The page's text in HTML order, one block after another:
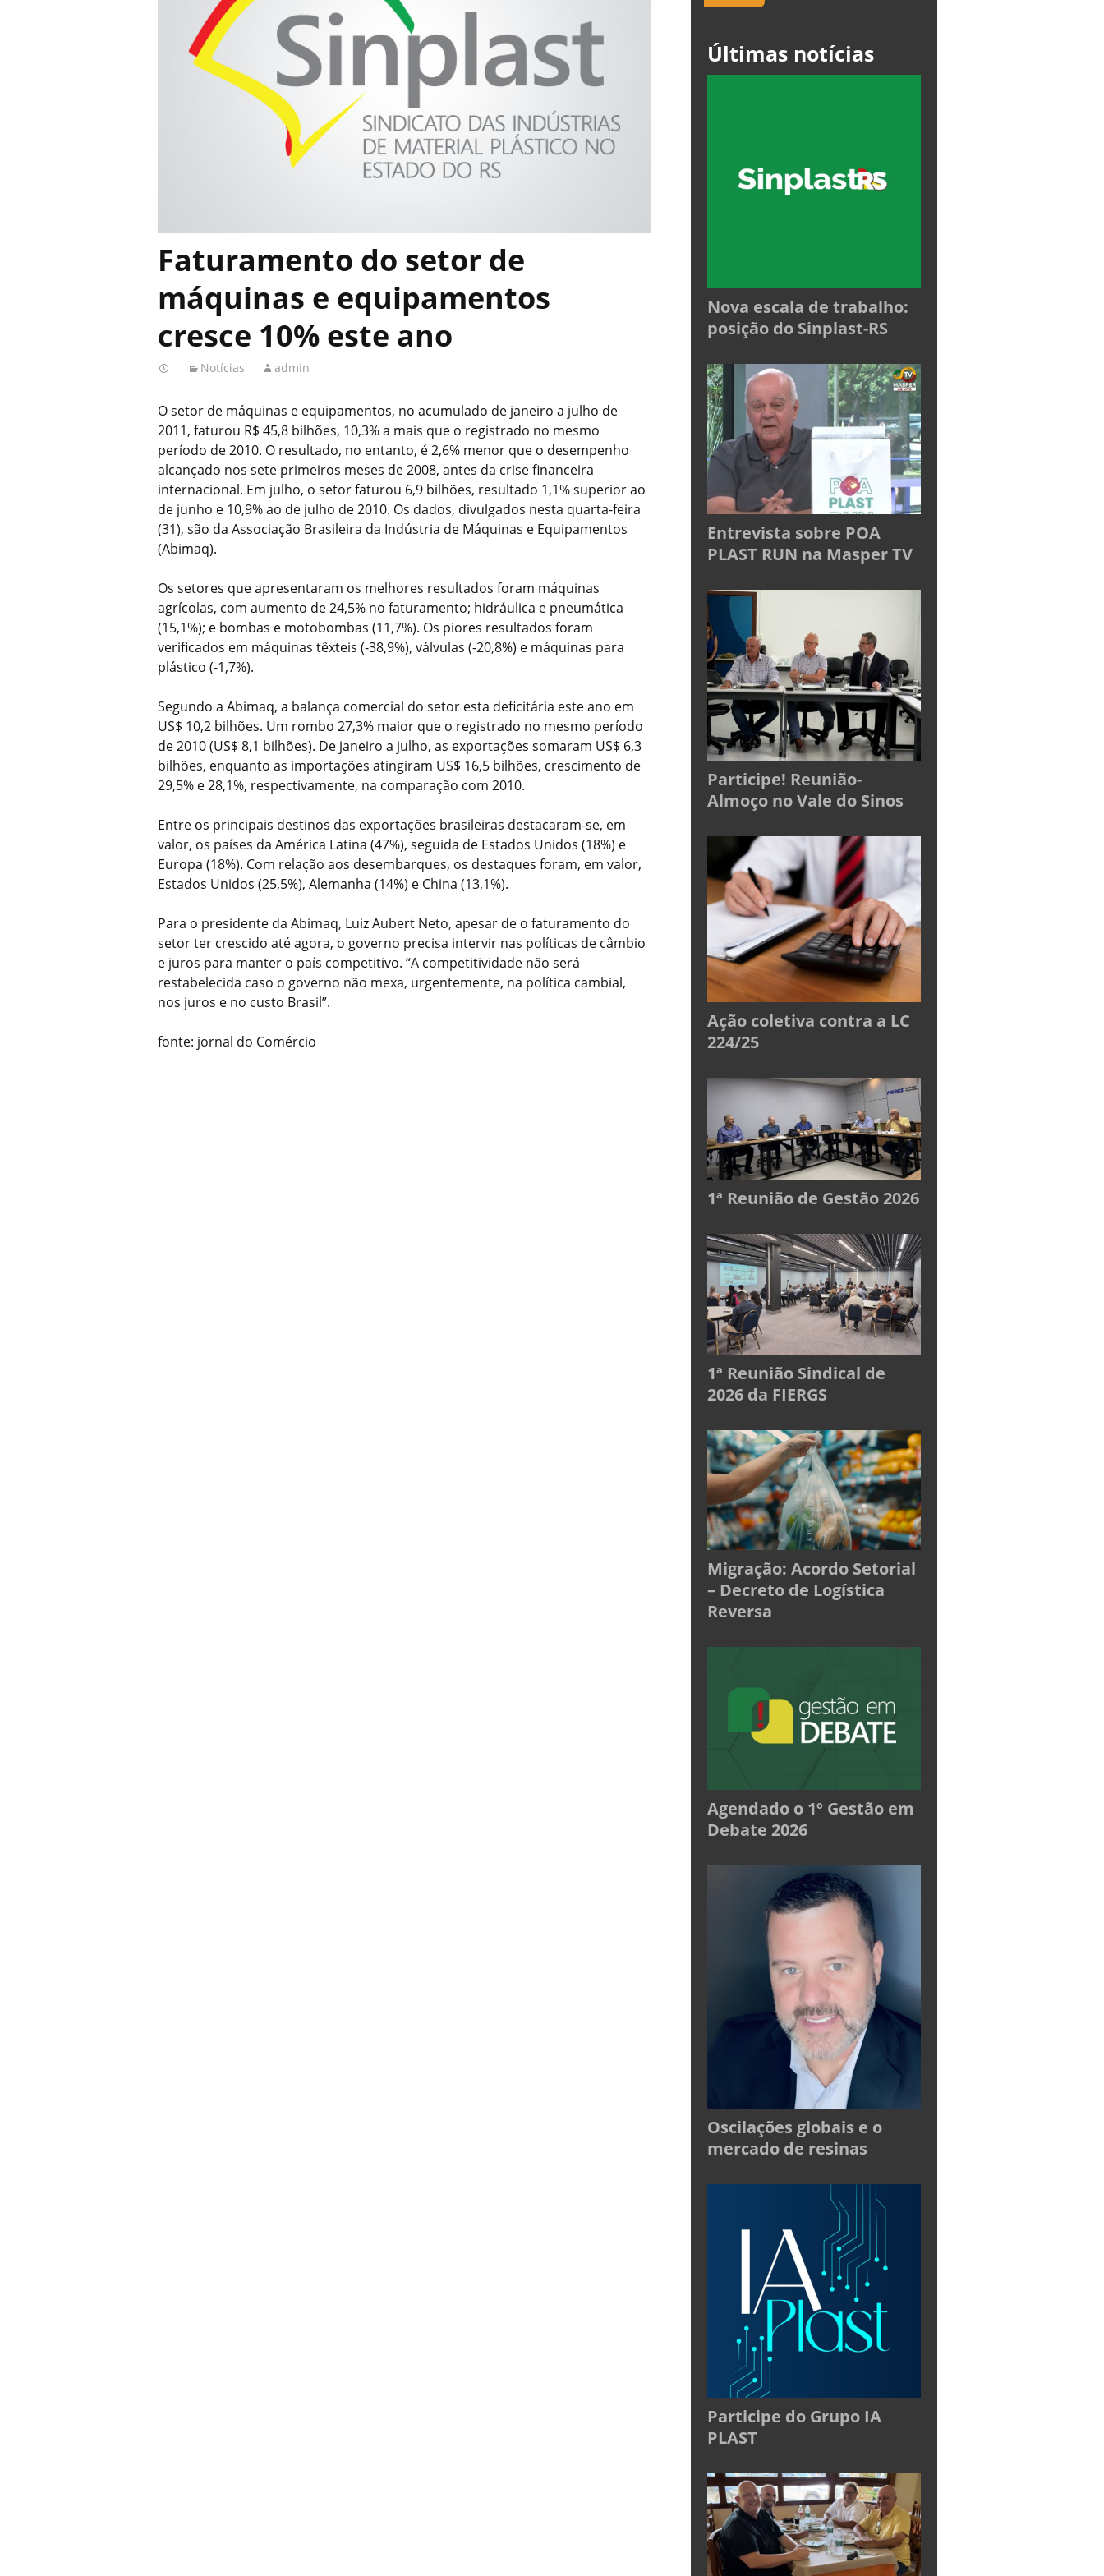
Faturamento do setor de
máquinas e equipamentos
cresce 10% este ano
Notícias admin
O setor de máquinas e equipamentos, no acumulado de janeiro a julho de
2011, faturou R$ 45,8 bilhões, 10,3% a mais que o registrado no mesmo
período de 2010. O resultado, no entanto, é 2,6% menor que o desempenho
alcançado nos sete primeiros meses de 2008, antes da crise financeira
internacional. Em julho, o setor faturou 6,9 bilhões, resultado 1,1% superior ao
de junho e 10,9% ao de julho de 2010. Os dados, divulgados nesta quarta-feira
(31), são da Associação Brasileira da Indústria de Máquinas e Equipamentos
(Abimaq).
Os setores que apresentaram os melhores resultados foram máquinas
agrícolas, com aumento de 24,5% no faturamento; hidráulica e pneumática
(15,1%); e bombas e motobombas (11,7%). Os piores resultados foram
verificados em máquinas têxteis (-38,9%), válvulas (-20,8%) e máquinas para
plástico (-1,7%).
Segundo a Abimaq, a balança comercial do setor esta deficitária este ano em
US$ 10,2 bilhões. Um rombo 27,3% maior que o registrado no mesmo período
de 2010 (US$ 8,1 bilhões). De janeiro a julho, as exportações somaram US$ 6,3
bilhões, enquanto as importações atingiram US$ 16,5 bilhões, crescimento de
29,5% e 28,1%, respectivamente, na comparação com 2010.
Entre os principais destinos das exportações brasileiras destacaram-se, em
valor, os países da América Latina (47%), seguida de Estados Unidos (18%) e
Europa (18%). Com relação aos desembarques, os destaques foram, em valor,
Estados Unidos (25,5%), Alemanha (14%) e China (13,1%).
Para o presidente da Abimaq, Luiz Aubert Neto, apesar de o faturamento do
setor ter crescido até agora, o governo precisa intervir nas políticas de câmbio
e juros para manter o país competitivo. “A competitividade não será
restabelecida caso o governo não mexa, urgentemente, na política cambial,
nos juros e no custo Brasil”.
fonte: jornal do Comércio
Últimas notícias
Nova escala de trabalho:
posição do Sinplast-RS
Entrevista sobre POA
PLAST RUN na Masper TV
Participe! Reunião-
Almoço no Vale do Sinos
Ação coletiva contra a LC
224/25
1ª Reunião de Gestão 2026
1ª Reunião Sindical de
2026 da FIERGS
Migração: Acordo Setorial
– Decreto de Logística
Reversa
Agendado o 1º Gestão em
Debate 2026
Oscilações globais e o
mercado de resinas
Participe do Grupo IA
PLAST